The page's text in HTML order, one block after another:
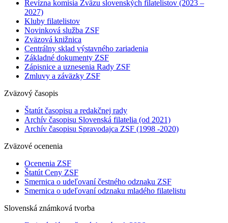
Revízna komisia Zväzu slovenských filatelistov (2023 –
2027)
Kluby filatelistov
Novinková služba ZSF
Zväzová knižnica
Centrálny sklad výstavného zariadenia
Základné dokumenty ZSF
Zápisnice a uznesenia Rady ZSF
Zmluvy a záväzky ZSF
Zväzový časopis
Štatút časopisu a redakčnej rady
Archív časopisu Slovenská filatelia (od 2021)
Archív časopisu Spravodajca ZSF (1998 -2020)
Zväzové ocenenia
Ocenenia ZSF
Štatút Ceny ZSF
Smernica o udeľovaní čestného odznaku ZSF
Smernica o udeľovaní odznaku mladého filatelistu
Slovenská známková tvorba